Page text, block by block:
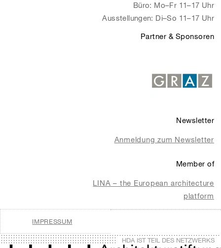
Büro: Mo–Fr 11–17 Uhr
Ausstellungen: Di–So 11–17 Uhr
Partner & Sponsoren
Newsletter
Anmeldung zum Newsletter
Member of
LINA – the European architecture
platform
IMPRESSUM
HDA IST TEIL DES NETZWERKS